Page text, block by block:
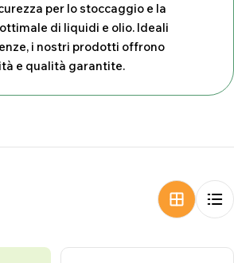
per lo stoccaggio e la
di liquidi e olio. Ideali
i nostri prodotti offrono
e qualità garantite.